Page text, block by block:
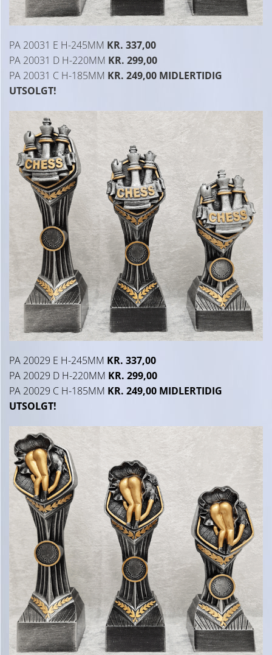
PA 20031 E H-245MM KR. 337,00
PA 20031 D H-220MM KR. 299,00
PA 20031 C H-185MM KR. 249,00 MIDLERTIDIG
UTSOLGT!
PA 20029 E H-245MM KR. 337,00
PA 20029 D H-220MM KR. 299,00
PA 20029 C H-185MM KR. 249,00 MIDLERTIDIG
UTSOLGT!